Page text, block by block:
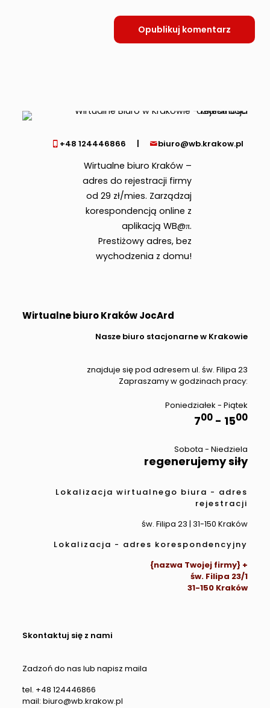
+48 124446866 biuro@wb.krakow.pl
Wirtualne biuro Kraków –
adres do rejestracji firmy
od 29 zł/mies. Zarządzaj
korespondencją online z
aplikacją WB@π.
Prestiżowy adres, bez
wychodzenia z domu!
Wirtualne biuro Kraków JocArd
Nasze biuro stacjonarne w Krakowie
znajduje się pod adresem ul. św. Filipa 23
Zapraszamy w godzinach pracy:
Poniedziałek - Piątek
700 - 1500
Sobota - Niedziela
regenerujemy siły
Lokalizacja wirtualnego biura - adres
rejestracji
św. Filipa 23 | 31-150 Kraków
Lokalizacja - adres korespondencyjny
{nazwa Twojej firmy} +
św. Filipa 23/1
31-150 Kraków
Skontaktuj się z nami
Zadzoń do nas lub napisz maila
tel. +48 124446866
mail: biuro@wb.krakow.pl